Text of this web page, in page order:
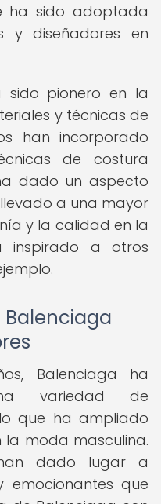
ha sido adoptada
y diseñadores en
sido pionero en la
y técnicas de
han incorporado
de costura
dado un aspecto
a una mayor
y la calidad en la
inspirado a otros
Balenciaga ha
variedad de
que ha ampliado
la moda masculina.
han dado lugar a
emocionantes que